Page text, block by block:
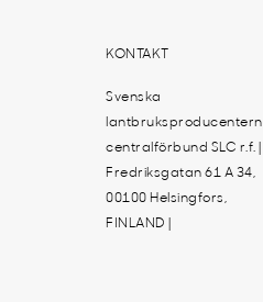
KONTAKT
Svenska
centralförbund SLC r.f. |
Fredriksgatan 61 A 34,
00100 Helsingfors,
FINLAND |